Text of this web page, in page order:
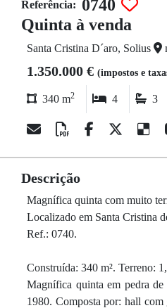
Referência: 0740
Quinta à venda
Santa Cristina D´aro, Solius
1.350.000 € (impostos e
340 m2 4 3
Descrição
Magnífica quinta com muito
Localizado em Santa Cristina
Ref.: 0740.
Construída: 340 m². Terreno:
Magnífica quinta em pedra
1980. Composta por: hall